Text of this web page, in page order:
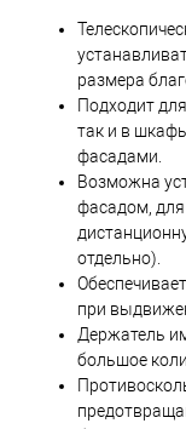
размера
Подходит
так и в
фасадами.
Возможна
фасадом, для
отдельно).
при
Держатель
большое